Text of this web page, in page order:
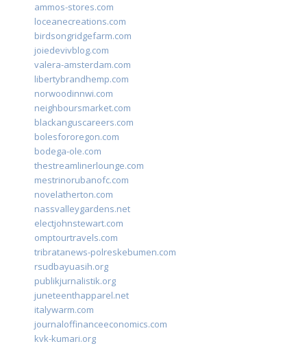
ammos-stores.com
loceanecreations.com
birdsongridgefarm.com
joiedevivblog.com
valera-amsterdam.com
libertybrandhemp.com
norwoodinnwi.com
neighboursmarket.com
blackanguscareers.com
bolesfororegon.com
bodega-ole.com
thestreamlinerlounge.com
mestrinorubanofc.com
novelatherton.com
nassvalleygardens.net
electjohnstewart.com
omptourtravels.com
tribratanews-polreskebumen.com
rsudbayuasih.org
publikjurnalistik.org
juneteenthapparel.net
italywarm.com
journaloffinanceeconomics.com
kvk-kumari.org